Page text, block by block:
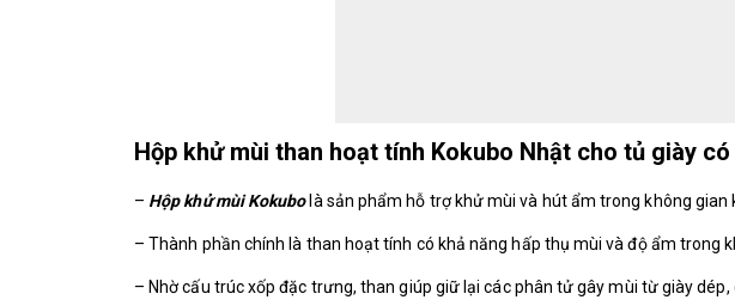
Hộp khử mùi than hoạt tính Kokubo Nhật cho tủ giày
– Hộp khử mùi Kokubo là sản phẩm hỗ trợ khử mùi và hút ẩm trong không gian
– Thành phần chính là than hoạt tính có khả năng hấp thụ mùi và độ ẩm trong
– Nhờ cấu trúc xốp đặc trưng, than giúp giữ lại các phân tử gây mùi từ giày